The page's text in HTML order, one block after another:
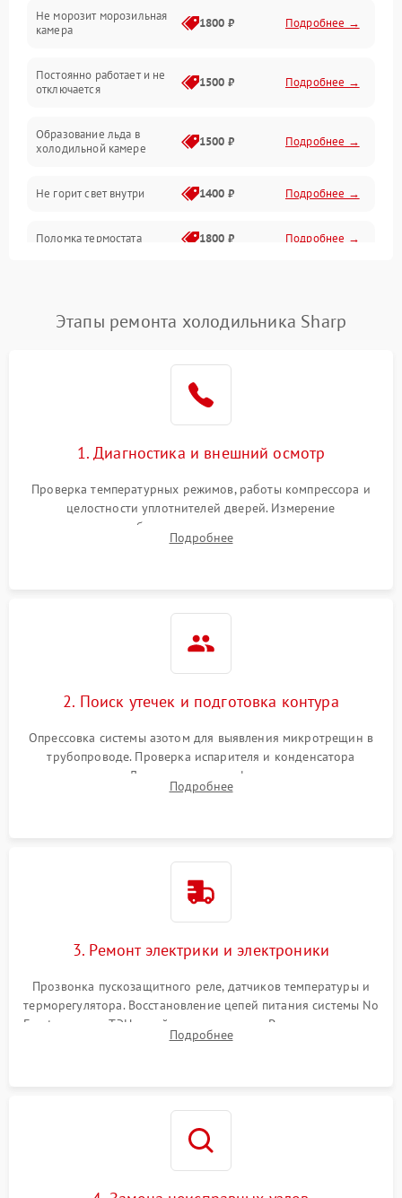
Дренаж
Не морозит морозильная
камера
1800 ₽ Подробнее →
Постоянно работает и не
отключается
1500 ₽ Подробнее →
Образование льда в
холодильной камере
1500 ₽ Подробнее →
Не горит свет внутри 1400 ₽ Подробнее →
Поломка термостата 1800 ₽ Подробнее →
Поломка системы No Frost 2600 ₽ Подробнее →
работе
2000 ₽ Подробнее →
1000 ₽
1800 ₽
Этапы ремонта холодильника Sharp
1. Диагностика и внешний осмотр
Проверка температурных режимов, работы компрессора и
целостности уплотнителей дверей. Измерение
сопротивления обмоток мотора, проверка термостата и
считывание кодов ошибок с электронного дисплея.
Подробнее
2. Поиск утечек и подготовка контура
Опрессовка системы азотом для выявления микротрещин в
трубопроводе. Проверка испарителя и конденсатора
течеискателем. Демонтаж старого фильтра-осушителя и
продувка капиллярной трубки для устранения засоров.
Подробнее
3. Ремонт электрики и электроники
Прозвонка пускозащитного реле, датчиков температуры и
терморегулятора. Восстановление цепей питания системы No
Frost, включая ТЭН оттайки и вентилятор. Ремонт или замена
платы управления при сбоях алгоритмов.
Подробнее